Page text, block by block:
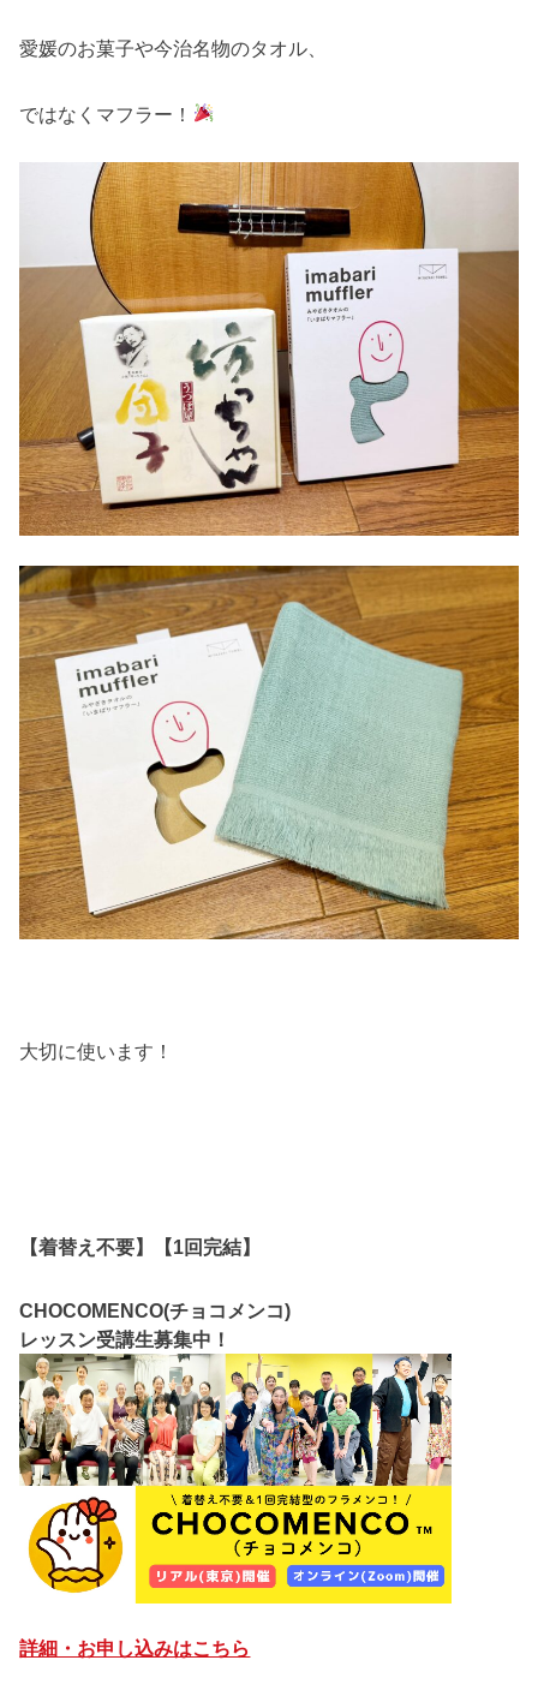
愛媛のお菓子や今治名物のタオル、
ではなくマフラー！
大切に使います！
【着替え不要】【1回完結】
CHOCOMENCO(チョコメンコ)
レッスン受講生募集中！
詳細・お申し込みはこちら